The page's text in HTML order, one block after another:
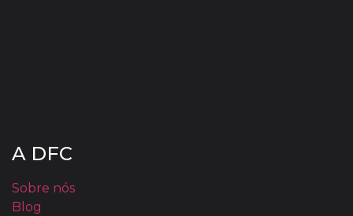
A DFC
Sobre nós
Blog